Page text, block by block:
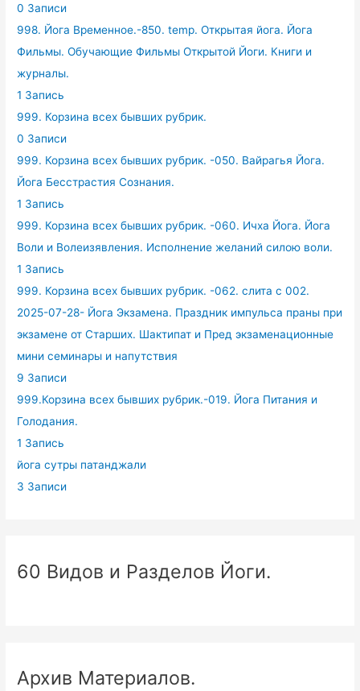
0 Записи
998. Йога Временное.-850. temp. Открытая йога. Йога
Фильмы. Обучающие Фильмы Открытой Йоги. Книги и
журналы.
1 Запись
999. Корзина всех бывших рубрик.
0 Записи
999. Корзина всех бывших рубрик. -050. Вайрагья Йога.
Йога Бесстрастия Сознания.
1 Запись
999. Корзина всех бывших рубрик. -060. Ичха Йога. Йога
Воли и Волеизявления. Исполнение желаний силою воли.
1 Запись
999. Корзина всех бывших рубрик. -062. слита с 002.
2025-07-28- Йога Экзамена. Праздник импульса праны при
экзамене от Старших. Шактипат и Пред экзаменационные
мини семинары и напутствия
9 Записи
999.Корзина всех бывших рубрик.-019. Йога Питания и
Голодания.
1 Запись
йога сутры патанджали
3 Записи
60 Видов и Разделов Йоги.
Архив Материалов.